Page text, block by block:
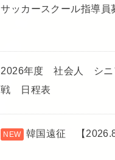
サッカースクール指導員
2026年度 社会人 シ
戦 日程表
韓国遠征 【